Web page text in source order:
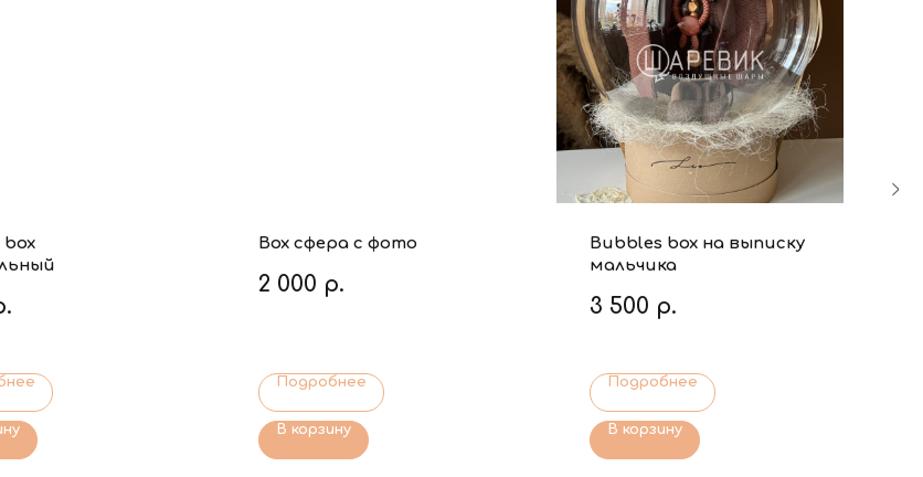
box
Box сфера с фото
2 000 р.
Подробнее
В корзину
Bubbles box на выписку
мальчика
3 500 р.
Подробнее
В корзину